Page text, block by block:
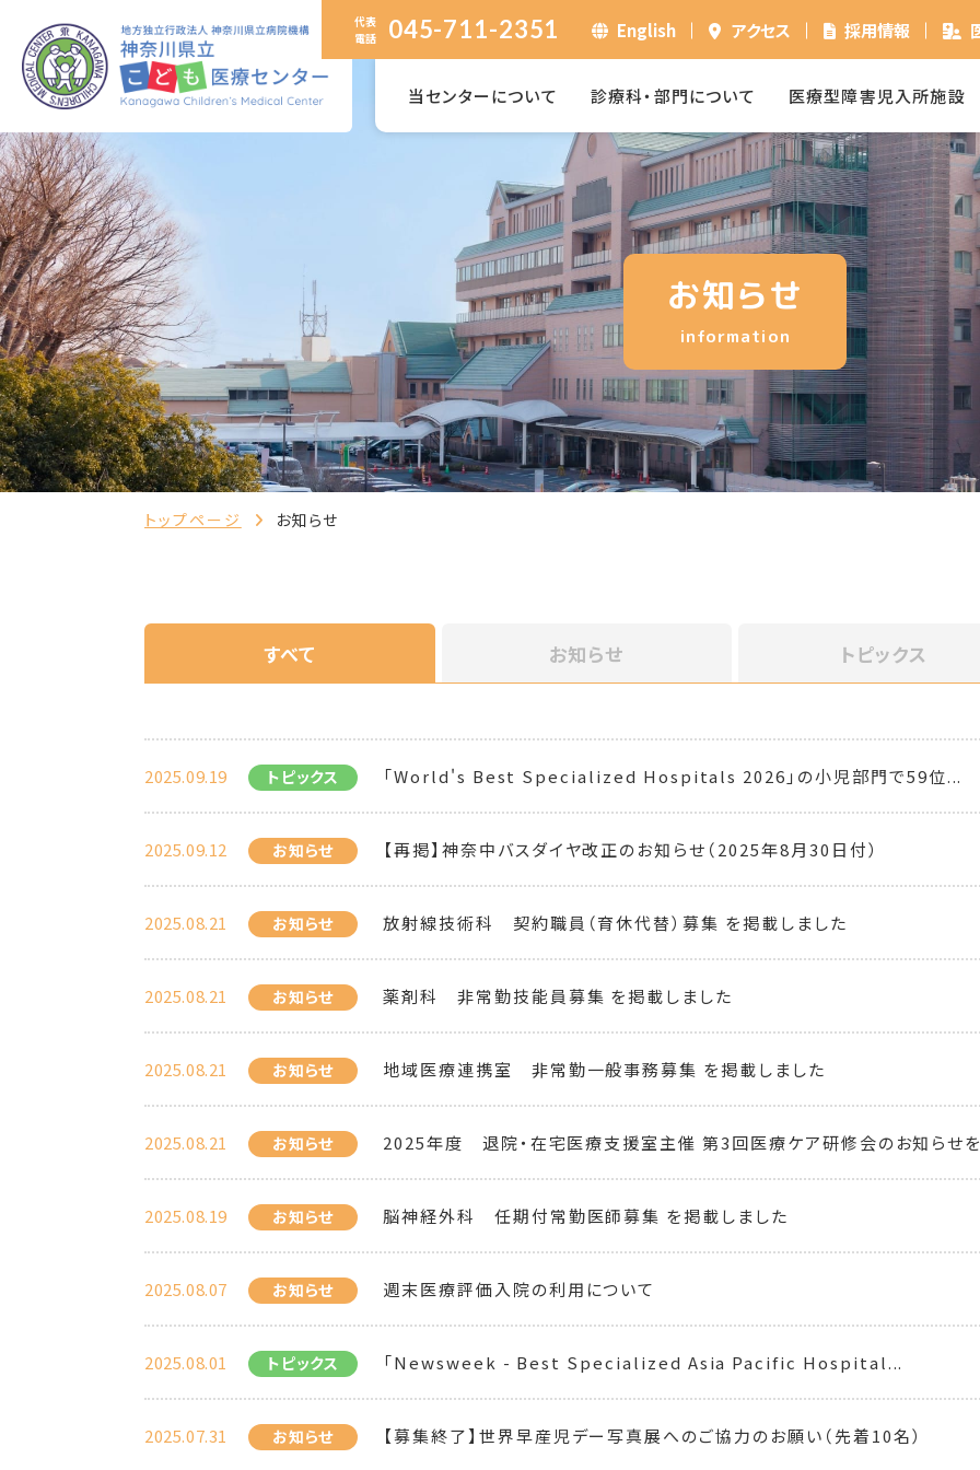
代表
電話
045-711-2351 English アクセス 採用情報
当センターについて 診療科・部門について 医療型障害児入所施設
お知らせ
information
トップページ お知らせ
すべて お知らせ トピックス
2025.09.19 トピックス 「World's Best Specialized Hospitals 2026」の小児部門で59位...
2025.09.12 お知らせ 【再掲】神奈中バスダイヤ改正のお知らせ（2025年8月30日付）
2025.08.21 お知らせ 放射線技術科 契約職員（育休代替）募集 を掲載しました
2025.08.21 お知らせ 薬剤科 非常勤技能員募集 を掲載しました
2025.08.21 お知らせ 地域医療連携室 非常勤一般事務募集 を掲載しました
2025.08.21 お知らせ 2025年度 退院・在宅医療支援室主催 第3回医療ケア研修会のお知らせを
2025.08.19 お知らせ 脳神経外科 任期付常勤医師募集 を掲載しました
2025.08.07 お知らせ 週末医療評価入院の利用について
2025.08.01 トピックス 「Newsweek - Best Specialized Asia Pacific Hospital...
2025.07.31 お知らせ 【募集終了】世界早産児デー写真展へのご協力のお願い（先着10名）